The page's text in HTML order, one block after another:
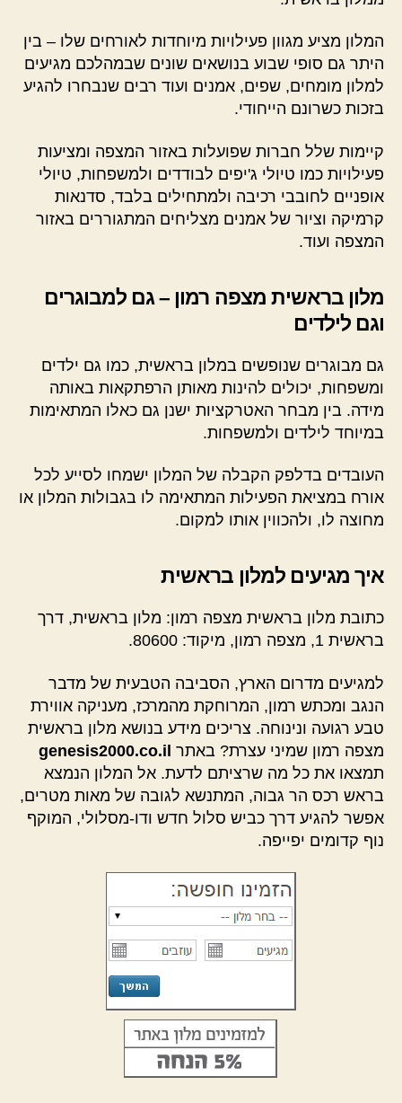
המלון מציע מגוון פעילויות מיוחדות לאורחים שלו – בין
היתר גם סופי שבוע בנושאים שונים שבמהלכם מגיעים
למלון מומחים, שפים, אמנים ועוד רבים שנבחרו להגיע
בזכות כשרונם הייחודי.
קיימות שלל חברות שפועלות באזור המצפה ומציעות
פעילויות כמו טיולי ג'יפים לבודדים ולמשפחות, טיולי
אופניים לחובבי רכיבה ולמתחילים בלבד, סדנאות
קרמיקה וציור של אמנים מצליחים המתגוררים באזור
המצפה ועוד.
מלון בראשית מצפה רמון – גם למבוגרים
וגם לילדים
גם מבוגרים שנופשים במלון בראשית, כמו גם ילדים
ומשפחות, יכולים להינות מאותן הרפתקאות באותה
מידה. בין מבחר האטרקציות ישנן גם כאלו המתאימות
במיוחד לילדים ולמשפחות.
העובדים בדלפק הקבלה של המלון ישמחו לסייע לכל
אורח במציאת הפעילות המתאימה לו בגבולות המלון או
מחוצה לו, ולהכווין אותו למקום.
איך מגיעים למלון בראשית
כתובת מלון בראשית מצפה רמון: מלון בראשית, דרך
בראשית 1, מצפה רמון, מיקוד: 80600.
למגיעים מדרום הארץ, הסביבה הטבעית של מדבר
הנגב ומכתש רמון, המרוחקת מהמרכז, מעניקה אווירת
טבע רגועה ונינוחה. צריכים מידע בנושא מלון בראשית
מצפה רמון שמיני עצרת? באתר genesis2000.co.il
תמצאו את כל מה שרציתם לדעת. אל המלון הנמצא
בראש רכס הר גבוה, המתנשא לגובה של מאות מטרים,
אפשר להגיע דרך כביש סלול חדש ודו-מסלולי, המוקף
נוף קדומים יפייפה.